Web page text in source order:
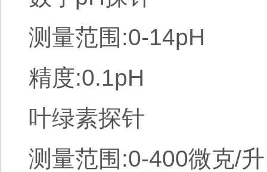
测量范围:0-14pH
精度:0.1pH
叶绿素探针
测量范围:0-400微克/升